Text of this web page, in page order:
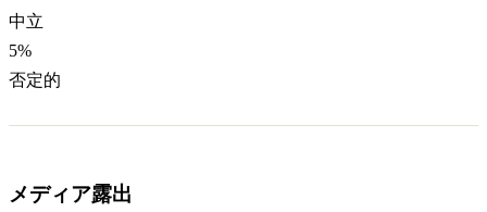
中立
5%
否定的
メディア露出